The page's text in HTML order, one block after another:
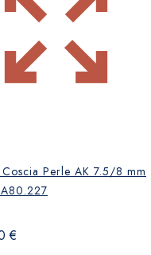
Perle AK 7.5/8 mm
€